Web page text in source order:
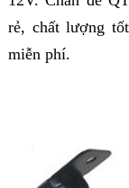
rẻ, chất lượng
miễn phí.